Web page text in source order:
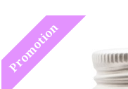
Promotion